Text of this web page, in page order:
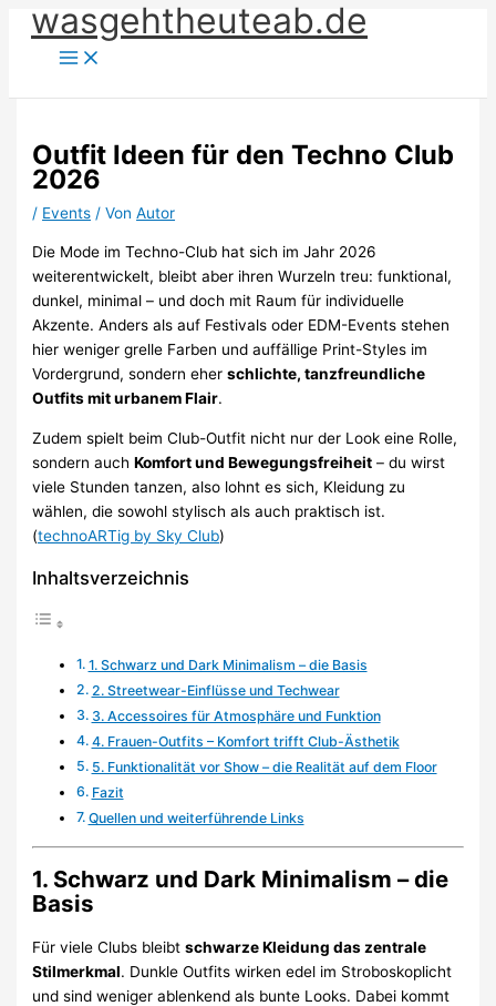
Zum
Inhalt
springen
wasgehtheuteab.de
Outfit Ideen für den Techno Club
2026
/ Events / VonAutor
Die Mode im Techno-Club hat sich im Jahr 2026
weiterentwickelt, bleibt aber ihren Wurzeln treu: funktional,
dunkel, minimal – und doch mit Raum für individuelle
Akzente. Anders als auf Festivals oder EDM-Events stehen
hier weniger grelle Farben und auffällige Print-Styles im
Vordergrund, sondern eherschlichte, tanzfreundliche
Outfits mit urbanem Flair.
Zudem spielt beim Club-Outfit nicht nur der Look eine Rolle,
sondern auchKomfort und Bewegungsfreiheit – du wirst
viele Stunden tanzen, also lohnt es sich, Kleidung zu
wählen, die sowohl stylisch als auch praktisch ist.
(technoARTig by Sky Club)
Inhaltsverzeichnis
1. Schwarz und Dark Minimalism – die Basis
2. Streetwear-Einflüsse und Techwear
3. Accessoires für Atmosphäre und Funktion
4. Frauen-Outfits – Komfort trifft Club-Ästhetik
5. Funktionalität vor Show – die Realität auf dem Floor
Fazit
Quellen und weiterführende Links
1. Schwarz und Dark Minimalism – die
Basis
Für viele Clubs bleibtschwarze Kleidung das zentrale
Stilmerkmal. Dunkle Outfits wirken edel im Stroboskoplicht
und sind weniger ablenkend als bunte Looks. Dabei kommt